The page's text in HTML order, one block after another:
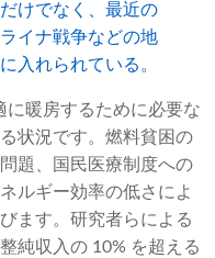
けでなく、最近の
イナ戦争などの地
入れられている。
に暖房するために必要な
状況です。燃料貧困の
題、国民医療制度への
ルギー効率の低さによ
ます。研究者らによる
純収入の 10% を超える